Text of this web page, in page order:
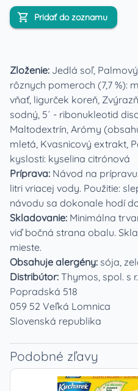
Pridať do zoznamu
Zloženie: Jedlá soľ,
rôznych pomeroch (7,7 %):
vňať, ligurček koreň,
sodný, 5´ - ribonukleotid
Maltodextrín, Arómy
mletá, Kvasnicový extrakt,
kyslosti: kyselina citrónová
Príprava: Návod na
litri vriacej vody. Použitie:
návodu sa dokonale hodí
Skladovanie: Minimálna
viď bočná strana obalu.
mieste.
Obsahuje alergény: sója,
Distribútor: Thymos, spol. s
Popradská 518
059 52 Veľká Lomnica
Slovenská republika
Podobné zľavy